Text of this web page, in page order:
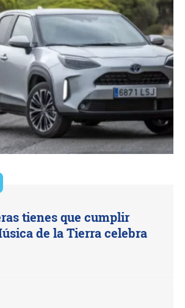
tienes que cumplir
de la Tierra celebra